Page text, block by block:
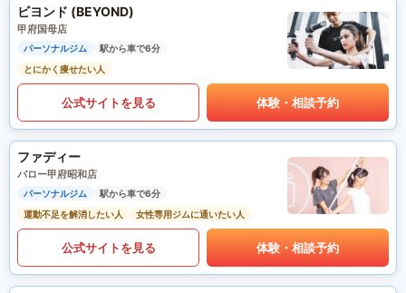
ビヨンド (BEYOND)
甲府国母店
パーソナルジム
駅から車で6分
とにかく痩せたい人
公式サイトを見る 体験・相談予約
ファディー
バロー甲府昭和店
パーソナルジム
駅から車で6分
運動不足を解消したい人
女性専用ジムに通いたい人
公式サイトを見る 体験・相談予約